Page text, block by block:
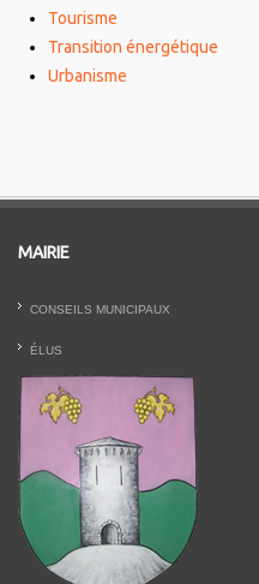
Tourisme
Transition énergétique
Urbanisme
MAIRIE
CONSEILS MUNICIPAUX
ÉLUS